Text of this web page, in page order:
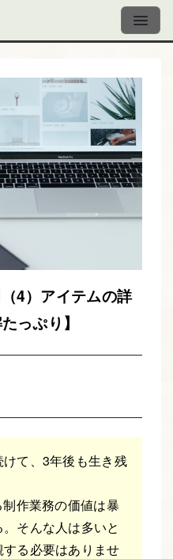
4）アイテムの詳
っぷり】
けて、3年後も生き残
作業務の価値は暴
そんな人は多いと
る必要はありませ